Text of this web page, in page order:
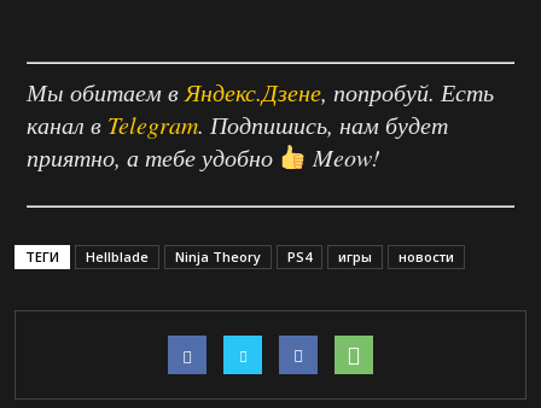
Мы обитаем вЯндекс.Дзене, попробуй. Есть
канал в Telegram. Подпишись, нам будет
приятно, а тебе удобно
Meow!
ТЕГИ Hellblade Ninja Theory PS4 игры новости